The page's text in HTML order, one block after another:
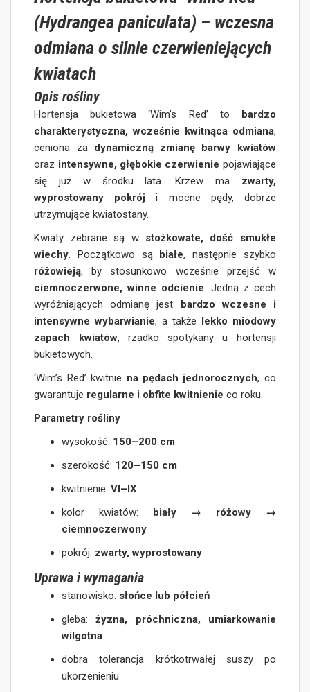
(Hydrangea paniculata) – wczesna
odmiana o silnie czerwieniejących
kwiatach
Opis rośliny
Hortensja bukietowa ‘Wim’s Red’ to bardzo
charakterystyczna, wcześnie kwitnąca odmiana,
ceniona za dynamiczną zmianę barwy kwiatów
oraz intensywne, głębokie czerwienie pojawiające
się już w środku lata. Krzew ma zwarty,
wyprostowany pokrój i mocne pędy, dobrze
utrzymujące kwiatostany.
Kwiaty zebrane są w stożkowate, dość smukłe
wiechy. Początkowo są białe, następnie szybko
różowieją, by stosunkowo wcześnie przejść w
ciemnoczerwone, winne odcienie. Jedną z cech
wyróżniających odmianę jest bardzo wczesne i
intensywne wybarwianie, a także lekko miodowy
zapach kwiatów, rzadko spotykany u hortensji
bukietowych.
‘Wim’s Red’ kwitnie na pędach jednorocznych, co
gwarantuje regularne i obfite kwitnienie co roku.
Parametry rośliny
wysokość: 150–200 cm
szerokość: 120–150 cm
kwitnienie:VI–IX
kolor kwiatów: biały → różowy →
ciemnoczerwony
pokrój: zwarty, wyprostowany
Uprawa i wymagania
stanowisko: słońce lub półcień
gleba:żyzna, próchniczna, umiarkowanie
wilgotna
dobra tolerancja krótkotrwałej suszy po
ukorzenieniu